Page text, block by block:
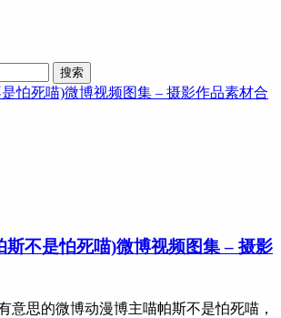
搜索
斯不是怕死喵)微博视频图集 – 摄影
意思的微博动漫博主喵帕斯不是怕死喵，